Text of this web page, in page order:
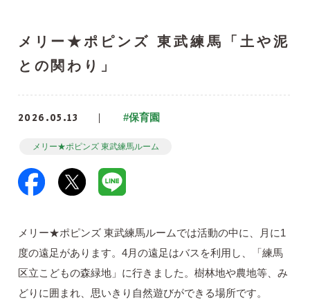
メリー★ポピンズ 東武練馬「土や泥
との関わり」
2026.05.13 #保育園
メリー★ポピンズ 東武練馬ルーム
メリー★ポピンズ 東武練馬ルームでは活動の中に、月に1
度の遠足があります。4月の遠足はバスを利用し、「練馬
区立こどもの森緑地」に行きました。樹林地や農地等、み
どりに囲まれ、思いきり自然遊びができる場所です。